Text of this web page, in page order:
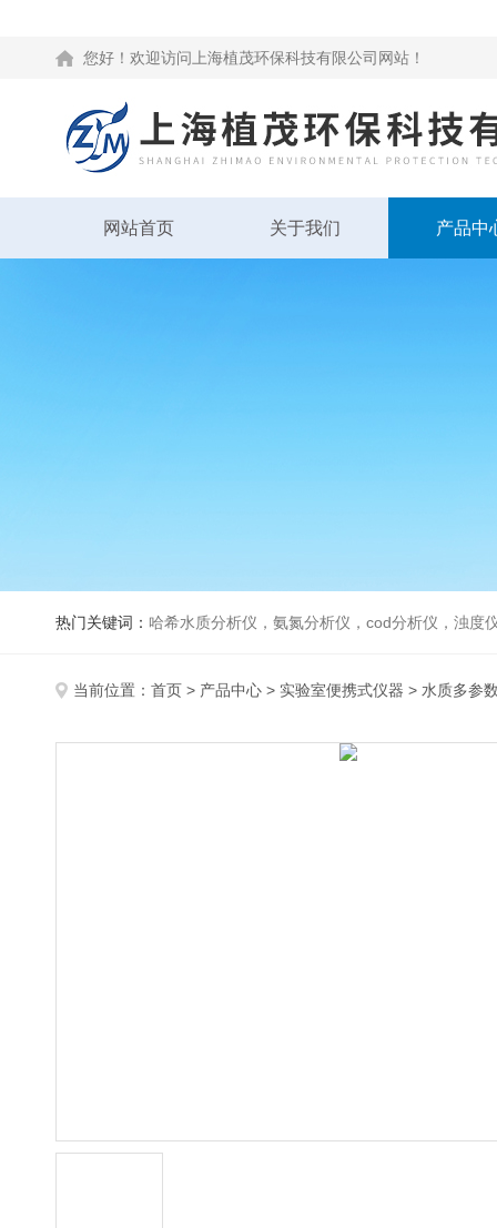
您好！欢迎访问上海植茂环保科技有限公司网站！
网站首页 关于我们 产品中
热门关键词： 哈希水质分析仪，氨氮分析仪，cod分析仪，浊度
当前位置： 首页 > 产品中心 > 实验室便携式仪器 > 水质多参